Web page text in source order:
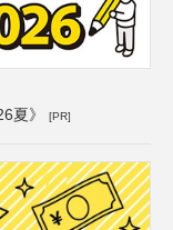
夏》 [PR]